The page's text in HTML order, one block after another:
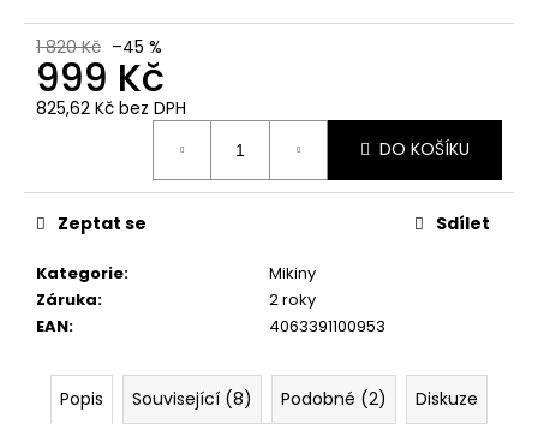
1 820 Kč –45 %
999 Kč
825,62 Kč bez DPH
DO KOŠÍKU
Kategorie:
Mikiny
Záruka:
2 roky
EAN: 4063391100953
Zeptat se Sdílet
Popis Související (8) Podobné (2)
Diskuze
BROKEN
LEGEND
749
Kč
Původně: